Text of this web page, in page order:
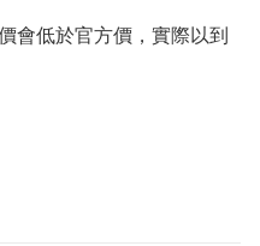
會低於官方價，實際以到